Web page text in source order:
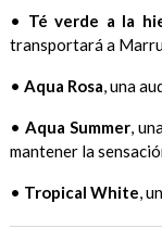
• Té verde a la
transportará a
• Aqua Rosa, una
• Aqua Summer,
mantener la
• Tropical White,